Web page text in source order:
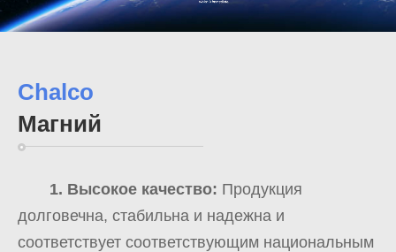
Chalco
Магний
1. Высокое качество: Продукция
долговечна, стабильна и надежна и
соответствует соответствующим национальным